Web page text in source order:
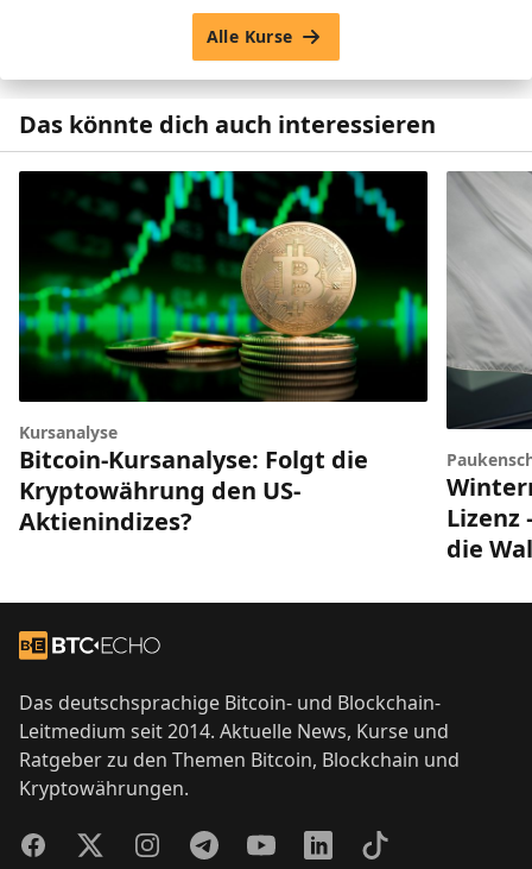
Alle Kurse
Das könnte dich auch interessieren
Kursanalyse
Bitcoin-Kursanalyse: Folgt die
Kryptowährung den US-
Aktienindizes?
Lizenz
die
Zur Startseite
Das deutschsprachige Bitcoin- und Blockchain-
Leitmedium seit 2014. Aktuelle News, Kurse und
Ratgeber zu den Themen Bitcoin, Blockchain und
Kryptowährungen.
FacebookTwitterInstagramTelegramYouTubeLinkedInTikTok